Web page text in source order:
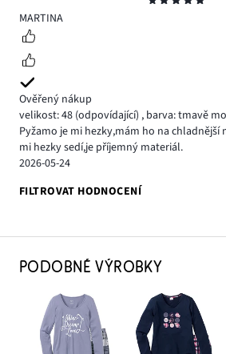
5
MARTINA
Ověřený nákup
velikost: 48 (odpovídající) , barva: tmavě
Pyžamo je mi hezky,mám ho na chladnější
mi hezky sedí,je příjemný materiál.
2026-05-24
FILTROVAT HODNOCENÍ
PODOBNÉ VÝROBKY